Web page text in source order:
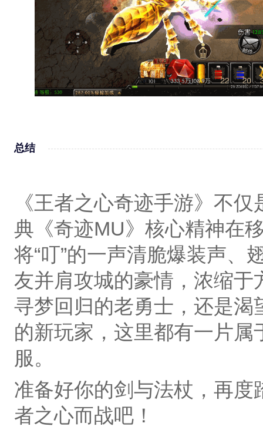
总结‌
《王者之心奇迹手游》不
典《奇迹MU》核心精神在
将“叮”的一声清脆爆装声、
友并肩攻城的豪情，浓缩于
寻梦回归的老勇士，还是渴
的新玩家，这里都有一片属
服。
准备好你的剑与法杖，再
者之心而战吧！‌